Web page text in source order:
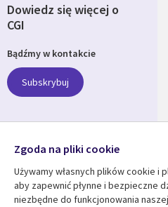
Dowiedz się więcej o
CGI
Bądźmy w kontakcie
Subskrybuj
Social
Media
SECTIONS
Zgoda na pliki cookie
Używamy własnych plików cookie i
aby zapewnić płynne i bezpieczne
niezbędne do funkcjonowania